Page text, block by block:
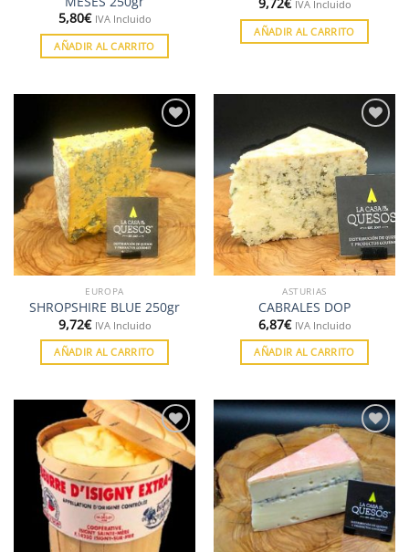
5,80€ IVA Incluido
AÑADIR AL CARRITO
IVA Incluido
AÑADIR AL CARRITO
Añadir
a la
lista de
deseos
EUROPA
SHROPSHIRE BLUE 250gr
9,72€ IVA Incluido
AÑADIR AL CARRITO
Añadir
a la
lista de
deseos
ASTURIAS
CABRALES DOP
6,87€ IVA Incluido
AÑADIR AL CARRITO
Añadir
a la
lista de
deseos
Añadir
a la
lista de
deseos